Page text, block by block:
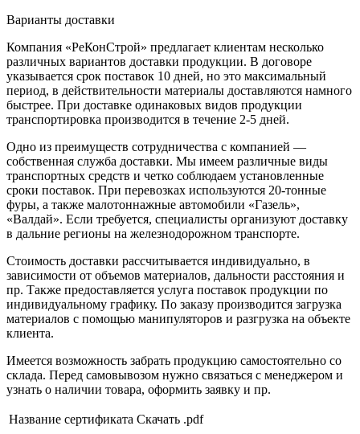
Варианты доставки
Компания «РеКонСтрой» предлагает клиентам несколько
различных вариантов доставки продукции. В договоре
указывается срок поставок 10 дней, но это максимальный
период, в действительности материалы доставляются намного
быстрее. При доставке одинаковых видов продукции
транспортировка производится в течение 2-5 дней.
Одно из преимуществ сотрудничества с компанией —
собственная служба доставки. Мы имеем различные виды
транспортных средств и четко соблюдаем установленные
сроки поставок. При перевозках используются 20-тонные
фуры, а также малотоннажные автомобили «Газель»,
«Валдай». Если требуется, специалисты организуют доставку
в дальние регионы на железнодорожном транспорте.
Стоимость доставки рассчитывается индивидуально, в
зависимости от объемов материалов, дальности расстояния и
пр. Также предоставляется услуга поставок продукции по
индивидуальному графику. По заказу производится загрузка
материалов с помощью манипуляторов и разгрузка на объекте
клиента.
Имеется возможность забрать продукцию самостоятельно со
склада. Перед самовывозом нужно связаться с менеджером и
узнать о наличии товара, оформить заявку и пр.
Название сертификата Скачать .pdf